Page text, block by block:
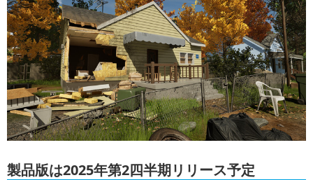
製品版は2025年第2四半期リリース予定